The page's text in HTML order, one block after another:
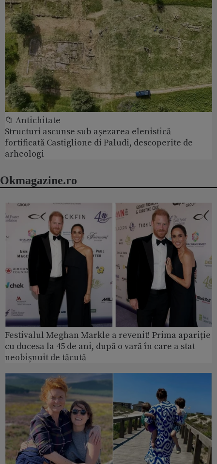
📁 Antichitate
Structuri ascunse sub așezarea elenistică
fortificată Castiglione di Paludi, descoperite de
arheologi
Okmagazine.ro
Festivalul Meghan Markle a revenit! Prima apariție
cu ducesa la 45 de ani, după o vară în care a stat
neobișnuit de tăcută